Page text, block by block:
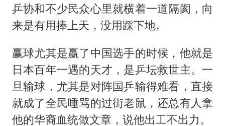
乒协和不少民众心里就横着一道隔阂，向
来是有用捧上天，没用踩下地。
赢球尤其是赢了中国选手的时候，他就是
日本百年一遇的天才，是乒坛救世主。一
旦输球，尤其是对阵国乒输得难看，直接
就成了全民唾骂的过街老鼠，还总有人拿
他的华裔血统做文章，说他出工不出力。